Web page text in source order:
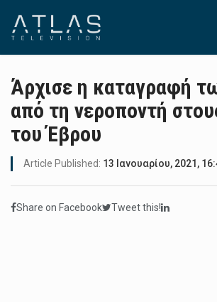
Άρχισε η καταγραφή
από τη νεροποντή
του Έβρου
Article Published: 13 Ιανουαρίου, 2021,
Share on Facebook Tweet this!